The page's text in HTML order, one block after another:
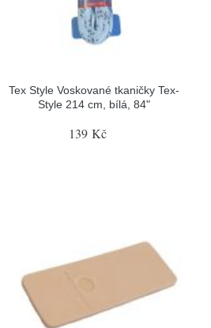
Tex Style Voskované tkaničky Tex-
Style 214 cm, bílá, 84"
139 Kč